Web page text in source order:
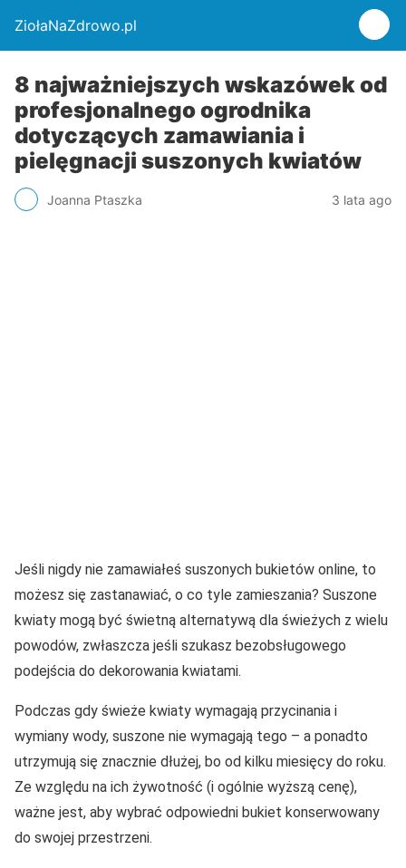
ZiołaNaZdrowo.pl
8 najważniejszych wskazówek od
profesjonalnego ogrodnika
dotyczących zamawiania i
pielęgnacji suszonych kwiatów
Joanna Ptaszka 3 lata ago
Jeśli nigdy nie zamawiałeś suszonych bukietów online, to
możesz się zastanawiać, o co tyle zamieszania? Suszone
kwiaty mogą być świetną alternatywą dla świeżych z wielu
powodów, zwłaszcza jeśli szukasz bezobsługowego
podejścia do dekorowania kwiatami.
Podczas gdy świeże kwiaty wymagają przycinania i
wymiany wody, suszone nie wymagają tego – a ponadto
utrzymują się znacznie dłużej, bo od kilku miesięcy do roku.
Ze względu na ich żywotność (i ogólnie wyższą cenę),
ważne jest, aby wybrać odpowiedni bukiet konserwowany
do swojej przestrzeni.